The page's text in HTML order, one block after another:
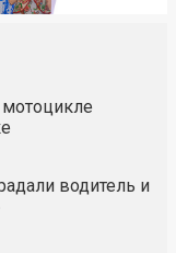
мотоцикле
водитель и